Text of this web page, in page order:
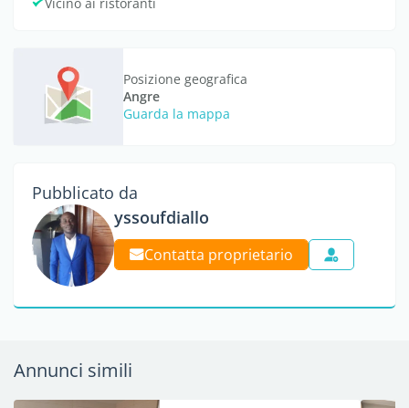
Posizione geografica
Angre
Guarda la mappa
Pubblicato da
yssoufdiallo
Contatta proprietario
Annunci simili